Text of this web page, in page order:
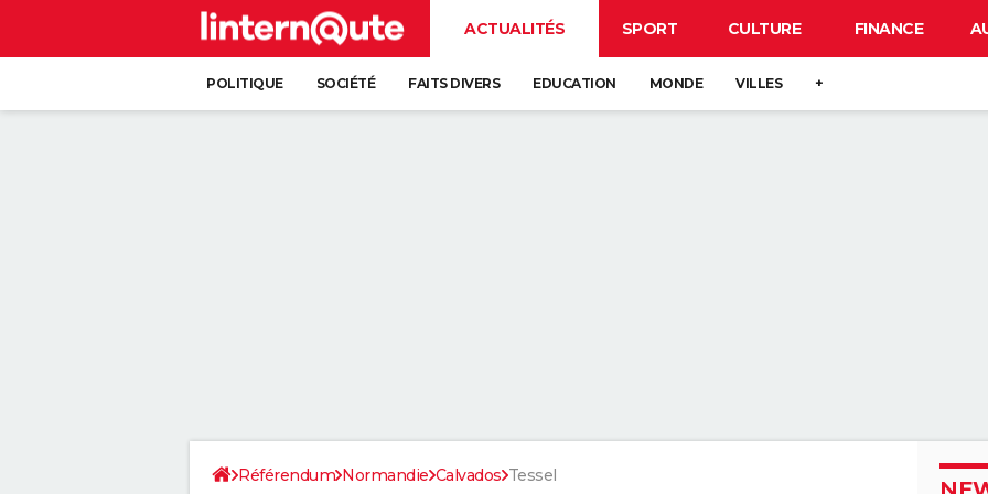
ACTUALITÉS SPORT CULTURE FINANCE
POLITIQUE SOCIÉTÉ FAITS DIVERS EDUCATION MONDE VILLES +
Référendum Normandie Calvados Tessel